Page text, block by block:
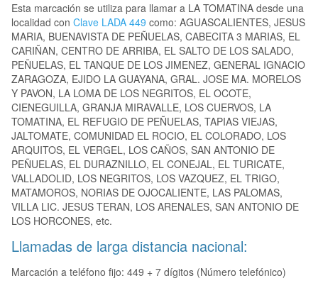
Esta marcación se utiliza para llamar a LA TOMATINA desde una
localidad con Clave LADA 449 como: AGUASCALIENTES, JESUS
MARIA, BUENAVISTA DE PEÑUELAS, CABECITA 3 MARIAS, EL
CARIÑAN, CENTRO DE ARRIBA, EL SALTO DE LOS SALADO,
PEÑUELAS, EL TANQUE DE LOS JIMENEZ, GENERAL IGNACIO
ZARAGOZA, EJIDO LA GUAYANA, GRAL. JOSE MA. MORELOS
Y PAVON, LA LOMA DE LOS NEGRITOS, EL OCOTE,
CIENEGUILLA, GRANJA MIRAVALLE, LOS CUERVOS, LA
TOMATINA, EL REFUGIO DE PEÑUELAS, TAPIAS VIEJAS,
JALTOMATE, COMUNIDAD EL ROCIO, EL COLORADO, LOS
ARQUITOS, EL VERGEL, LOS CAÑOS, SAN ANTONIO DE
PEÑUELAS, EL DURAZNILLO, EL CONEJAL, EL TURICATE,
VALLADOLID, LOS NEGRITOS, LOS VAZQUEZ, EL TRIGO,
MATAMOROS, NORIAS DE OJOCALIENTE, LAS PALOMAS,
VILLA LIC. JESUS TERAN, LOS ARENALES, SAN ANTONIO DE
LOS HORCONES, etc.
Llamadas de larga distancia nacional:
Marcación a teléfono fijo: 449 + 7 dígitos (Número telefónico)